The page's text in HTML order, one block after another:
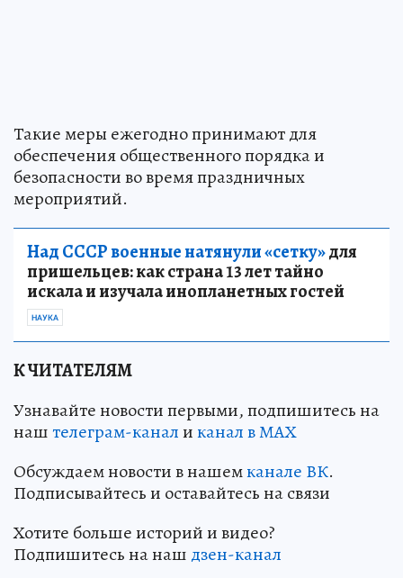
Такие меры ежегодно принимают для
обеспечения общественного порядка и
безопасности во время праздничных
мероприятий.
Над СССР военные натянули «сетку»для
пришельцев: как страна 13 лет тайно
искала и изучала инопланетных гостей
НАУКА
К ЧИТАТЕЛЯМ
Узнавайте новости первыми, подпишитесь на
наштелеграм-каналиканал в МАХ
Обсуждаем новости в нашемканале ВК.
Подписывайтесь и оставайтесь на связи
Хотите больше историй и видео?
Подпишитесь на наш дзен-канал